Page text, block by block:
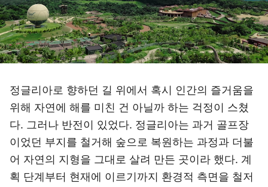
정글리아로 향하던 길 위에서 혹시 인간의 즐거움을
위해 자연에 해를 미친 건 아닐까 하는 걱정이 스쳤
다. 그러나 반전이 있었다. 정글리아는 과거 골프장
이었던 부지를 철거해 숲으로 복원하는 과정과 더불
어 자연의 지형을 그대로 살려 만든 곳이라 했다. 계
획 단계부터 현재에 이르기까지 환경적 측면을 철저